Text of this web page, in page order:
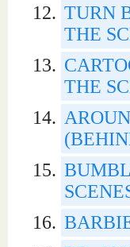
TURN
THE
THE